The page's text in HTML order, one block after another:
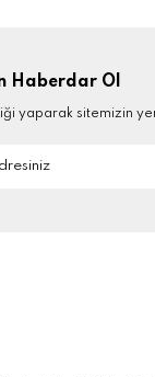
Haberdar Ol
yaparak sitemizin